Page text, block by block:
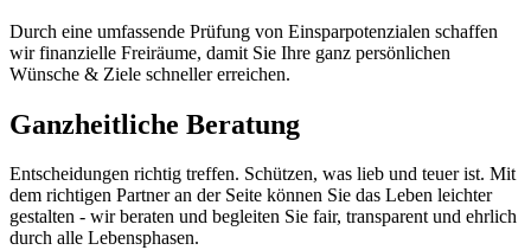
Durch eine umfassende Prüfung von Einsparpotenzialen schaffen
wir finanzielle Freiräume, damit Sie Ihre ganz persönlichen
Wünsche & Ziele schneller erreichen.
Ganzheitliche Beratung
Entscheidungen richtig treffen. Schützen, was lieb und teuer ist. Mit
dem richtigen Partner an der Seite können Sie das Leben leichter
gestalten - wir beraten und begleiten Sie fair, transparent und ehrlich
durch alle Lebensphasen.